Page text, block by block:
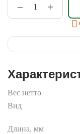
+
−
Вес нетто
Вид
Длина, мм